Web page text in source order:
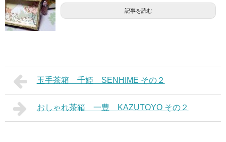
記事を読む
玉手茶箱 千姫 SENHIME その２
おしゃれ茶箱 一豊 KAZUTOYO その２